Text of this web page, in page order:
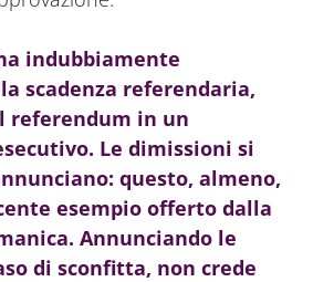
indubbiamente
scadenza referendaria,
referendum in un
Le dimissioni si
questo, almeno,
esempio offerto dalla
Annunciando le
di sconfitta, non crede